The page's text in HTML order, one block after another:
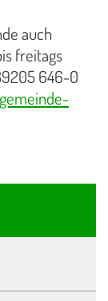
auch
freitags
646-0